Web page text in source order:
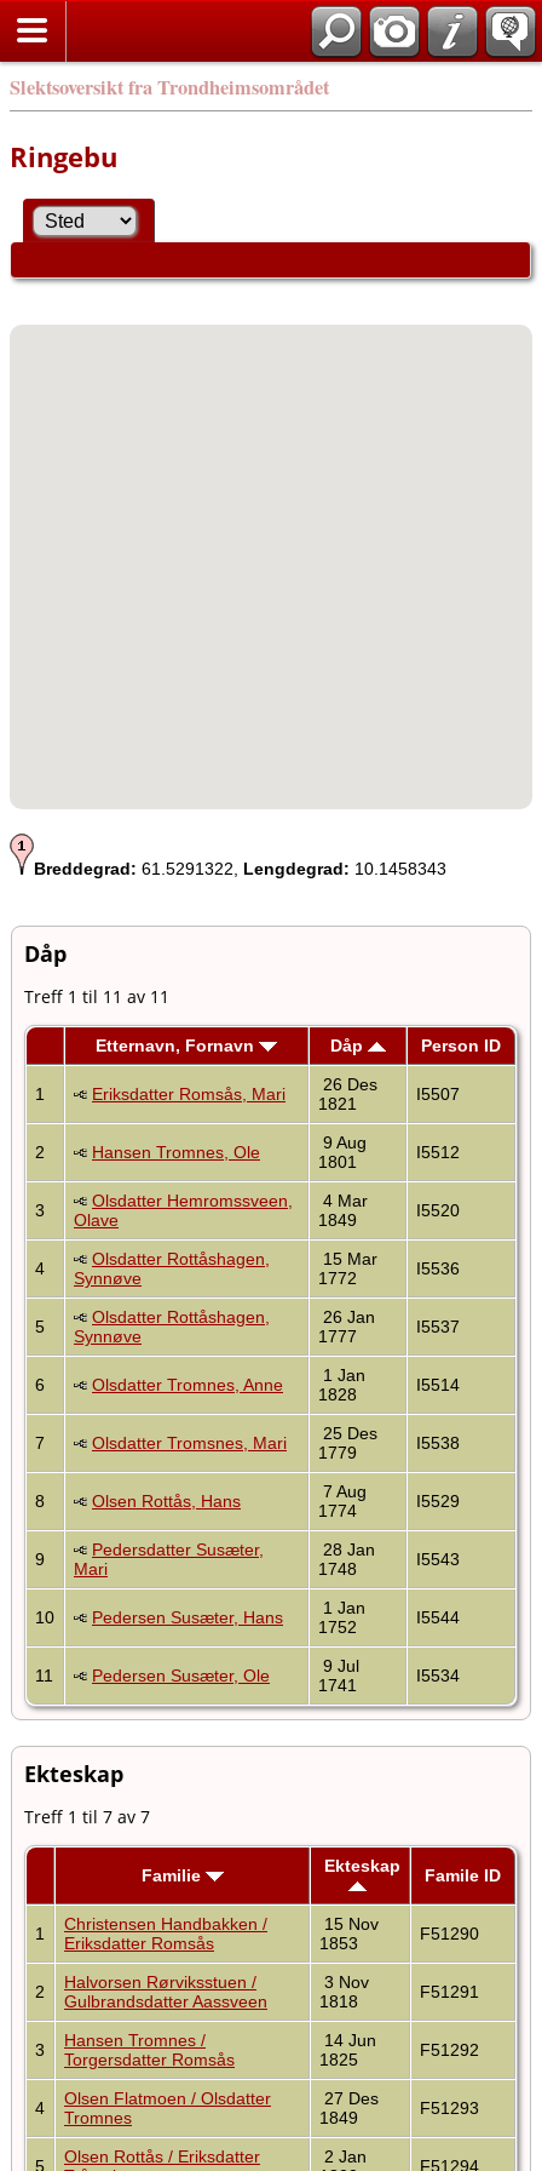
Slektsoversikt fra Trondheimsområdet
Ringebu
Breddegrad: 61.5291322, Lengdegrad: 10.1458343
Dåp
Treff 1 til 11 av 11
Etternavn, Fornavn Dåp Person ID
1 Eriksdatter Romsås, Mari
26 Des
1821
I5507
2 Hansen Tromnes, Ole
9 Aug
1801
I5512
3
Olsdatter Hemromssveen,
Olave
4 Mar
1849
I5520
4
Olsdatter Rottåshagen,
Synnøve
15 Mar
1772
I5536
5
Olsdatter Rottåshagen,
Synnøve
26 Jan
1777
I5537
6 Olsdatter Tromnes, Anne
1 Jan
1828
I5514
7 Olsdatter Tromsnes, Mari
25 Des
1779
I5538
8 Olsen Rottås, Hans
7 Aug
1774
I5529
9
Pedersdatter Susæter,
Mari
28 Jan
1748
I5543
10 Pedersen Susæter, Hans
1 Jan
1752
I5544
11 Pedersen Susæter, Ole
9 Jul
1741
I5534
Ekteskap
Treff 1 til 7 av 7
Familie Ekteskap Famile ID
1
Christensen Handbakken /
Eriksdatter Romsås
15 Nov
1853
F51290
2
Halvorsen Rørviksstuen /
Gulbrandsdatter Aassveen
3 Nov
1818
F51291
3
Hansen Tromnes /
Torgersdatter Romsås
14 Jun
1825
F51292
4
Olsen Flatmoen / Olsdatter
Tromnes
27 Des
1849
F51293
5
Olsen Rottås / Eriksdatter
2 Jan
F51294